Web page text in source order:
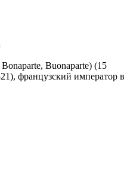
Buonaparte) (15
французский император в